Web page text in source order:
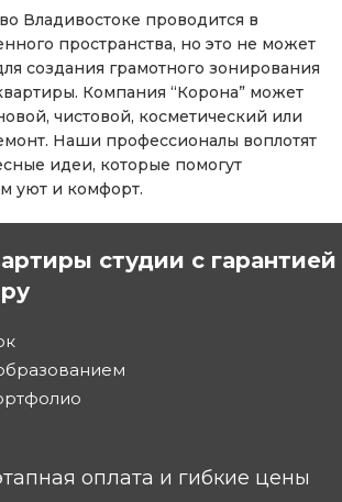
Владивостоке проводится в
пространства, но это не может
создания грамотного зонирования
Компания “Корона” может
чистовой, косметический или
Наши профессионалы воплотят
идеи, которые помогут
уют и комфорт.
студии с гарантией
оплата и гибкие цены